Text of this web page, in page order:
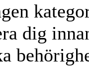
dig